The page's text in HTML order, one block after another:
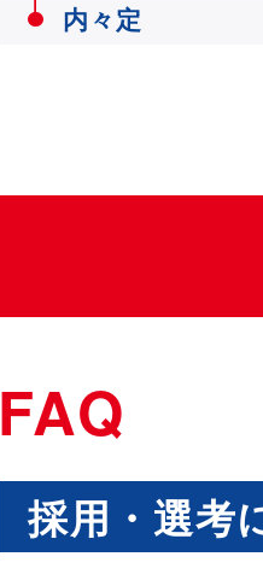
内々定
FAQ
採用・選考